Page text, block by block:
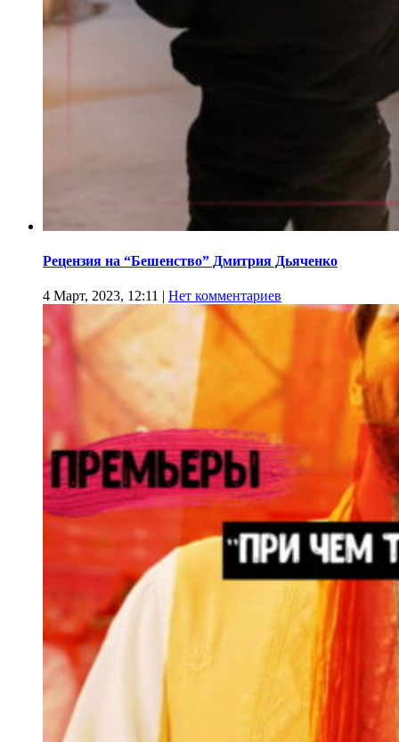
Рецензия на “Бешенство” Дмитрия Дьяченко
4 Март, 2023, 12:11 | Нет комментариев